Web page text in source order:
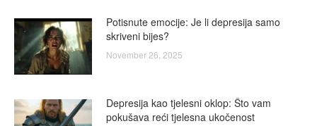
Potisnute emocije: Je li depresija samo
skriveni bijes?
November 26, 2025
Depresija kao tjelesni oklop: Što vam
pokušava reći tjelesna ukočenost